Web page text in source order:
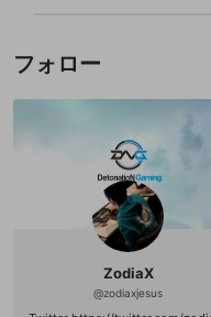
フォロー
ZodiaX
@zodiaxjesus